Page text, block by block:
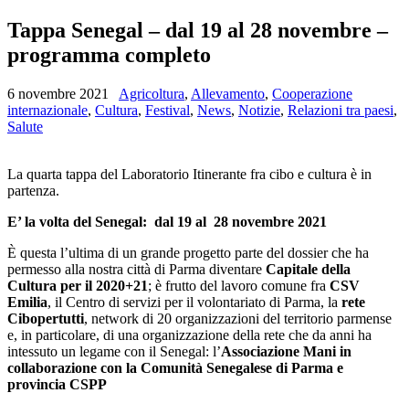
Tappa Senegal – dal 19 al 28 novembre –
programma completo
6 novembre 2021 Agricoltura, Allevamento, Cooperazione
internazionale, Cultura, Festival, News, Notizie, Relazioni tra paesi,
Salute
La quarta tappa del Laboratorio Itinerante fra cibo e cultura è in
partenza.
E’ la volta del Senegal: dal 19 al 28 novembre 2021
È questa l’ultima di un grande progetto parte del dossier che ha
permesso alla nostra città di Parma diventare Capitale della
Cultura per il 2020+21; è frutto del lavoro comune fra CSV
Emilia, il Centro di servizi per il volontariato di Parma, la rete
Cibopertutti, network di 20 organizzazioni del territorio parmense
e, in particolare, di una organizzazione della rete che da anni ha
intessuto un legame con il Senegal: l’Associazione Mani in
collaborazione con la Comunità Senegalese di Parma e
provincia CSPP